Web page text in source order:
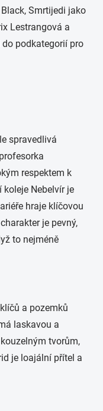
Smrtijedi jako
Lestrangová a
podkategorií pro
spravedlivá
respektem k
Nebelvír je
hraje klíčovou
je pevný,
to nejméně
a pozemků
laskavou a
tvorům,
je loajální přítel a